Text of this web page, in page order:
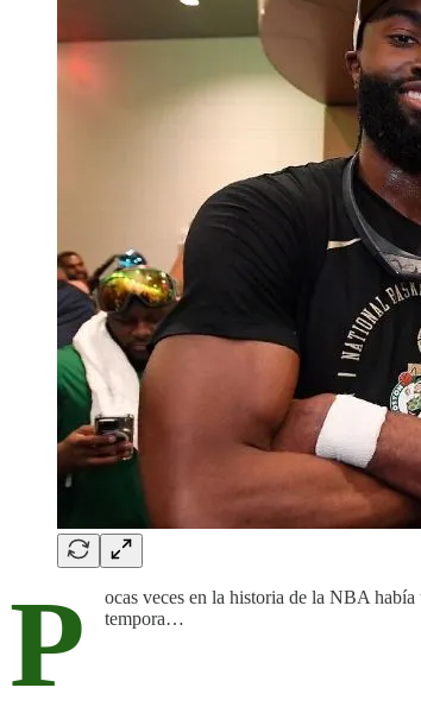
P
ocas veces en la historia de la NBA
tempora…